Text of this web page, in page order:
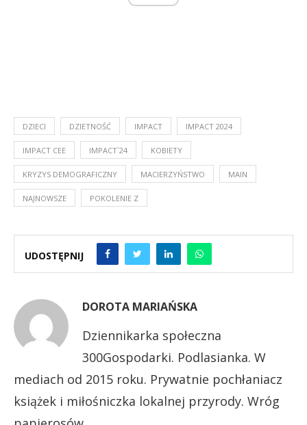
DZIECI DZIETNOŚĆ IMPACT IMPACT 2024
IMPACT CEE IMPACT`24 KOBIETY
KRYZYS DEMOGRAFICZNY MACIERZYŃSTWO MAIN
NAJNOWSZE POKOLENIE Z
UDOSTĘPNIJ
DOROTA MARIAŃSKA
Dziennikarka społeczna
300Gospodarki. Podlasianka. W
mediach od 2015 roku. Prywatnie pochłaniacz
książek i miłośniczka lokalnej przyrody. Wróg